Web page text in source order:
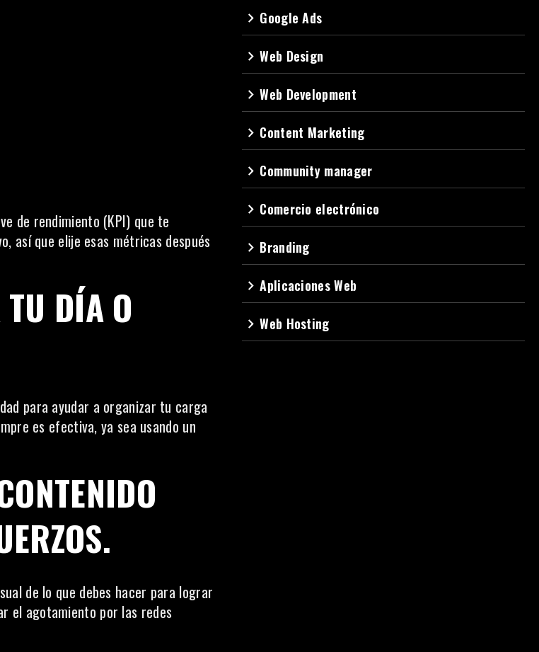
de rendimiento (KPI) que te
así que elije esas métricas después
DÍA O
para ayudar a organizar tu carga
es efectiva, ya sea usando un
de lo que debes hacer para lograr
el agotamiento por las redes
navigate_next Google Ads
navigate_nextWeb Design
navigate_nextWeb Development
navigate_next Content Marketing
navigate_next Community manager
navigate_next Comercio electrónico
navigate_next Branding
navigate_nextAplicaciones Web
navigate_nextWeb Hosting